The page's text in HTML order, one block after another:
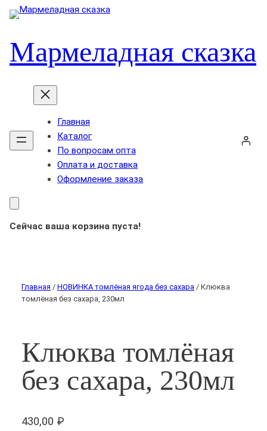
Мармеладная сказка
Главная
Каталог
По вопросам опта
Оплата и доставка
Оформление заказа
Сейчас ваша корзина пуста!
Главная / НОВИНКА томлёная ягода без сахара / Клюква
томлёная без сахара, 230мл
Клюква томлёная
без сахара, 230мл
430,00 ₽